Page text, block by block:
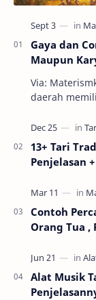
Gaya dan
Maupun
Via: Materismk.my.id Setiap karya
daerah
13+ Tari
Penjelasan
Contoh
Orang Tua ,
Alat Musik